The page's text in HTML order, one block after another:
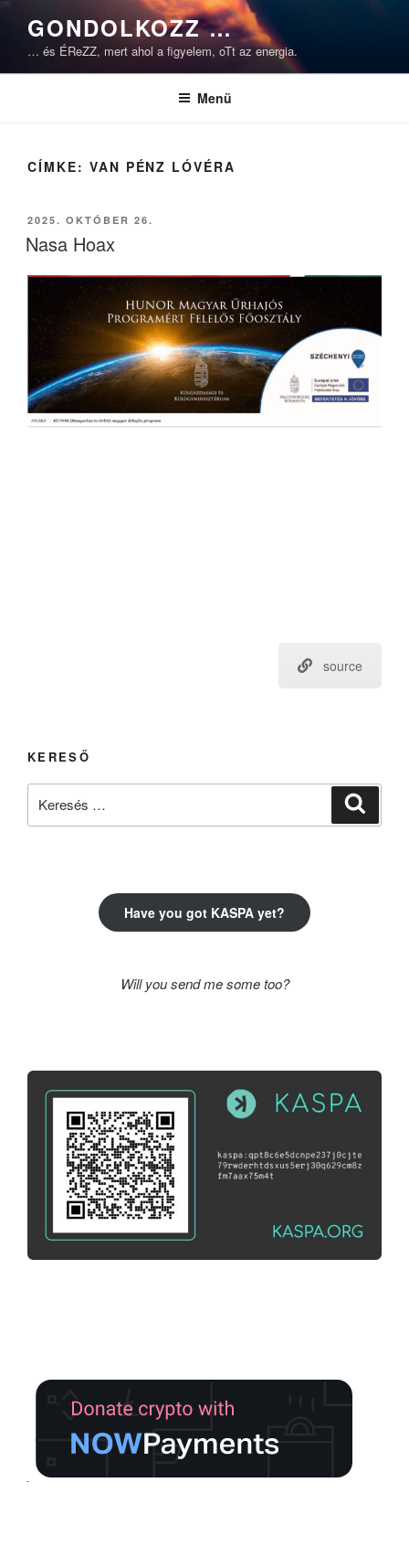
Tartalomhoz
GONDOLKOZZ …
… és ÉReZZ, mert ahol a figyelem, oTt az energia.
Menü
CÍMKE: VAN PÉNZ LÓVÉRA
BEKÜLDVE:
2025. OKTÓBER 26.
Nasa Hoax
source
KERESŐ
Have you got KASPA yet?
Will you send me some too?